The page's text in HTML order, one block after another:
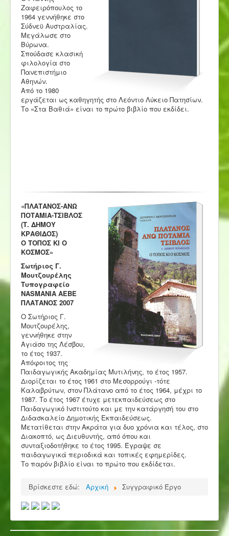
Ζαφειρόπουλος το
1964 γεννήθηκε στο
Σύδνεϋ Αυστραλίας.
Μεγάλωσε στο
Βύρωνα.
Σπούδασε κλασική
φιλολογία στο
Πανεπιστήμιο
Αθηνών.
Από το 1980
εργάζεται ως καθηγητής στο Λεόντιο Λύκειο Πατησίων.
Το «Στα Βαθιά» είναι το πρώτο βιβλίο που εκδίδει.
«ΠΛΑΤΑΝΟΣ-ΑΝΩ
ΠΟΤΑΜΙΑ-ΤΣΙΒΛΟΣ
(Τ. ΔΗΜΟΥ
ΚΡΑΘΙΔΟΣ)
Ο ΤΟΠΟΣ ΚΙ Ο
ΚΟΣΜΟΣ»
Σωτήριος Γ.
Μουτζουρέλης
Τυπογραφείο
NASMANIA AEBE
ΠΛΑΤΑΝΟΣ 2007
Ο Σωτήριος Γ.
Μουτζουρέλης,
γεννήθηκε στην
Αγιάσο της Λέσβου,
το έτος 1937.
Απόφοιτος της
Παιδαγωγικής Ακαδημίας Μυτιλήνης, το έτος 1957.
Διορίζεται το έτος 1961 στο Μεσορρούγι -τότε
Καλαβρύτων, στον Πλάτανο από το έτος 1964, μέχρι το
1987. Το έτος 1967 έτυχε μετεκπαιδεύσεως στο
Παιδαγωγικό Ινστιτούτο και με την κατάργησή του στο
Διδασκαλείο Δημοτικής Εκπαιδεύσεως.
Μετατίθεται στην Ακράτα για δυο χρόνια και τέλος, στο
Διακοπτό, ως Διευθυντής, από όπου και
συνταξιοδοτήθηκε το έτος 1995. Έγραψε σε
παιδαγωγικά περιοδικά και τοπικές εφημερίδες.
Το παρόν βιβλίο είναι το πρώτο που εκδίδεται.
Βρίσκεστε εδώ: Αρχική Συγγραφικό Έργο